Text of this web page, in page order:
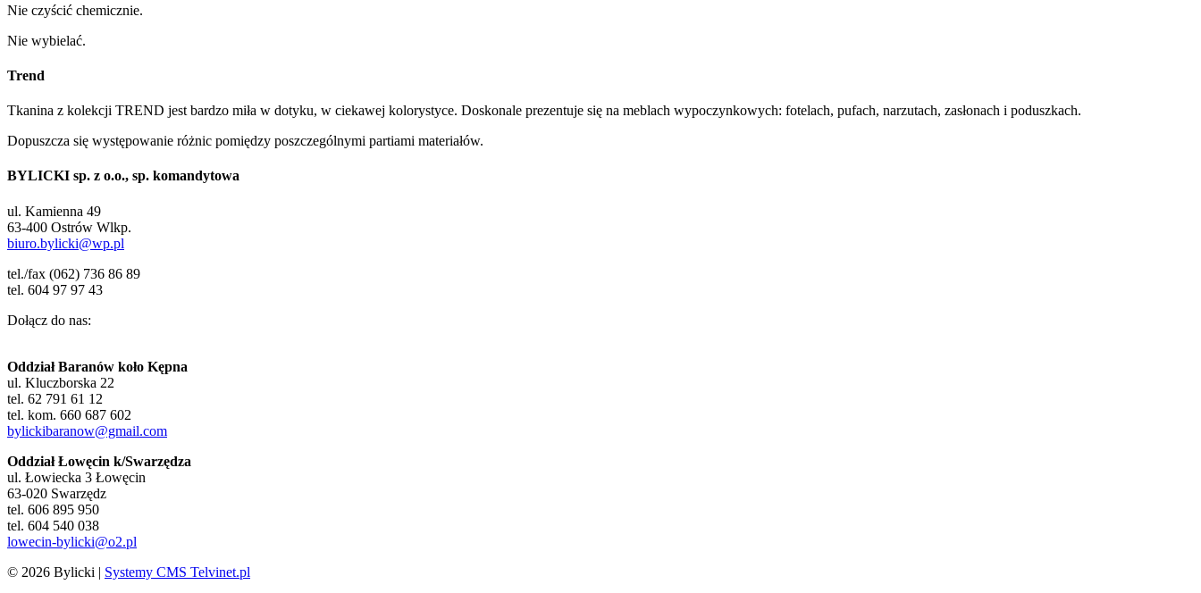
Nie czyścić chemicznie.
Nie wybielać.
Trend
Tkanina z kolekcji TREND jest bardzo miła w dotyku, w ciekawej kolorystyce. Doskonale prezentuje się na meblach wypoczynkowych: fotelach, pufach, narzutach, zasłonach i poduszkach.
Dopuszcza się występowanie różnic pomiędzy poszczególnymi partiami materiałów.
BYLICKI sp. z o.o., sp. komandytowa
ul. Kamienna 49
63-400 Ostrów Wlkp.
biuro.bylicki@wp.pl
tel./fax (062) 736 86 89
tel. 604 97 97 43
Dołącz do nas:
Oddział Baranów koło Kępna
ul. Kluczborska 22
tel. 62 791 61 12
tel. kom. 660 687 602
bylickibaranow@gmail.com
Oddział Łowęcin k/Swarzędza
ul. Łowiecka 3 Łowęcin
63-020 Swarzędz
tel. 606 895 950
tel. 604 540 038
lowecin-bylicki@o2.pl
© 2026 Bylicki | Systemy CMS Telvinet.pl